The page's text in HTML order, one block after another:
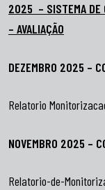
2025 – SISTEMA DE
– AVALIAÇÃO
DEZEMBRO 2025 –
Relatorio
NOVEMBRO 2025 –
Relatorio-de-